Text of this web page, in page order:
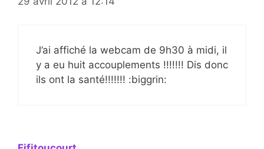
J’ai affiché la webcam de 9h30 à midi, il
y a eu huit accouplements !!!!!!! Dis donc
ils ont la santé!!!!!!! :biggrin: